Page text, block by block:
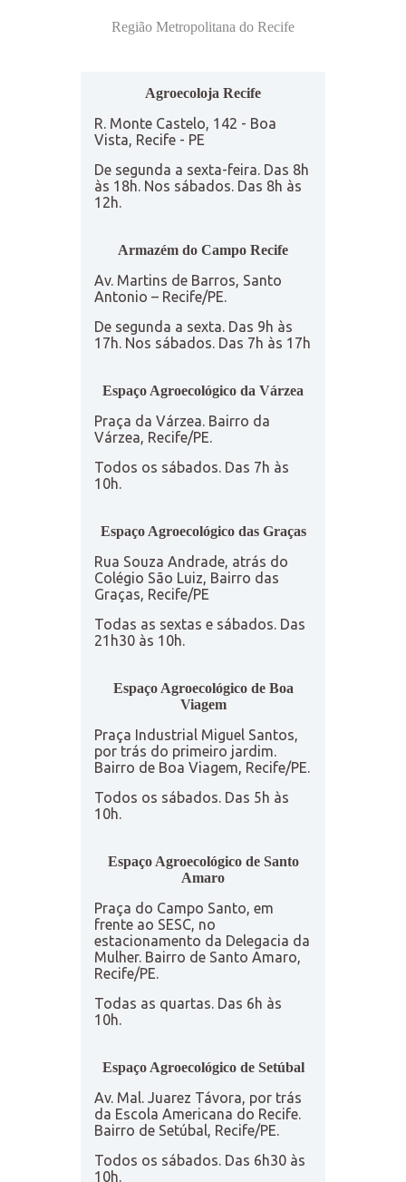
Região Metropolitana do Recife
Agroecoloja Recife
R. Monte Castelo, 142 - Boa
Vista, Recife - PE
De segunda a sexta-feira. Das 8h
às 18h. Nos sábados. Das 8h às
12h.
Armazém do Campo Recife
Av. Martins de Barros, Santo
Antonio – Recife/PE.
De segunda a sexta. Das 9h às
17h. Nos sábados. Das 7h às 17h
Espaço Agroecológico da Várzea
Praça da Várzea. Bairro da
Várzea, Recife/PE.
Todos os sábados. Das 7h às
10h.
Espaço Agroecológico das Graças
Rua Souza Andrade, atrás do
Colégio São Luiz, Bairro das
Graças, Recife/PE
Todas as sextas e sábados. Das
21h30 às 10h.
Espaço Agroecológico de Boa
Viagem
Praça Industrial Miguel Santos,
por trás do primeiro jardim.
Bairro de Boa Viagem, Recife/PE.
Todos os sábados. Das 5h às
10h.
Espaço Agroecológico de Santo
Amaro
Praça do Campo Santo, em
frente ao SESC, no
estacionamento da Delegacia da
Mulher. Bairro de Santo Amaro,
Recife/PE.
Todas as quartas. Das 6h às
10h.
Espaço Agroecológico de Setúbal
Av. Mal. Juarez Távora, por trás
da Escola Americana do Recife.
Bairro de Setúbal, Recife/PE.
Todos os sábados. Das 6h30 às
10h.